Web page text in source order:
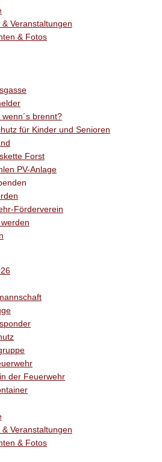
& Veranstaltungen
& Fotos
wenn´s brennt?
für Kinder und Senioren
Forst
PV-Anlage
Förderverein
der Feuerwehr
& Veranstaltungen
& Fotos